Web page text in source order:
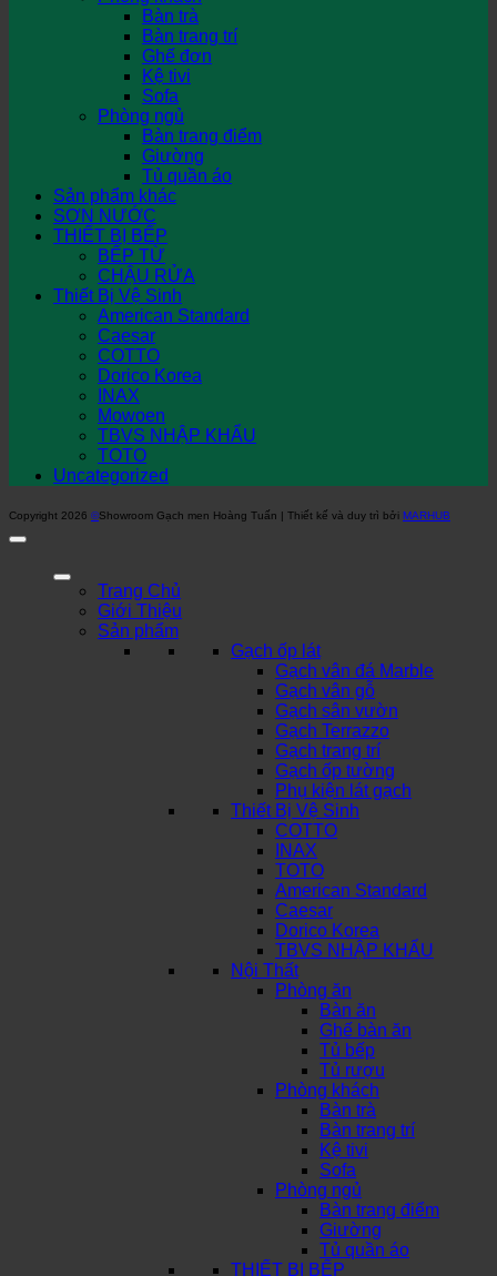
Bàn trà
Bàn trang trí
Ghế đơn
Kệ tivi
Sofa
Phòng ngủ
Bàn trang điểm
Giường
Tủ quần áo
Sản phẩm khác
SƠN NƯỚC
THIẾT BỊ BẾP
BẾP TỪ
CHẬU RỬA
Thiết Bị Vệ Sinh
American Standard
Caesar
COTTO
Dorico Korea
INAX
Mowoen
TBVS NHẬP KHẨU
TOTO
Uncategorized
Copyright 2026 ©Showroom Gạch men Hoàng Tuấn | Thiết kế và duy trì bởi MARHUB
Trang Chủ
Giới Thiệu
Sản phẩm
Gạch ốp lát
Gạch vân đá Marble
Gạch vân gỗ
Gạch sân vườn
Gạch Terrazzo
Gạch trang trí
Gạch ốp tường
Phụ kiện lát gạch
Thiết Bị Vệ Sinh
COTTO
INAX
TOTO
American Standard
Caesar
Dorico Korea
TBVS NHẬP KHẨU
Nội Thất
Phòng ăn
Bàn ăn
Ghế bàn ăn
Tủ bếp
Tủ rượu
Phòng khách
Bàn trà
Bàn trang trí
Kệ tivi
Sofa
Phòng ngủ
Bàn trang điểm
Giường
Tủ quần áo
THIẾT BỊ BẾP